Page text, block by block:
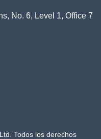
No. 6, Level 1, Office 7
Todos los derechos